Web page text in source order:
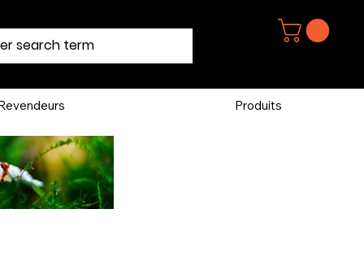
Produits